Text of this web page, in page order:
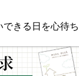
きる日を心待